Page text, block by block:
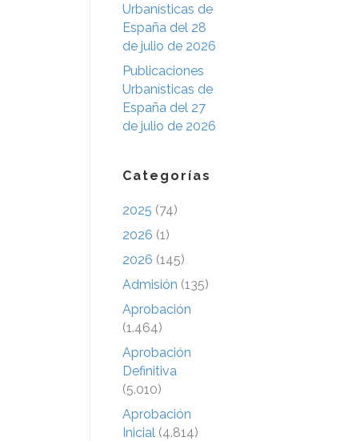
Urbanísticas de
España del 28
de julio de 2026
Publicaciones
Urbanísticas de
España del 27
de julio de 2026
Categorías
2025 (74)
2026 (1)
2026 (145)
Admisión (135)
Aprobación
(1.464)
Aprobación
Definitiva
(5.010)
Aprobación
Inicial (4.814)